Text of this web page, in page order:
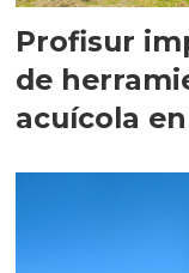
Profisur
de
acuícola